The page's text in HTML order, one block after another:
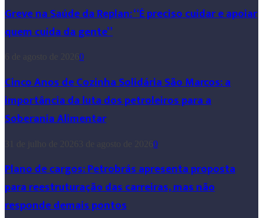
Greve na Saúde da Replan: “É preciso cuidar e apoiar
quem cuida da gente”
0
Cinco Anos de Cozinha Solidária São Marcos: a
importância da luta dos petroleiros para a
Soberania Alimentar
0
Plano de cargos: Petrobrás apresenta proposta
para reestruturação das carreiras, mas não
responde demais pontos